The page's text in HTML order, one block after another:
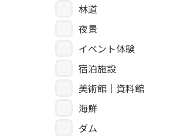
林道
夜景
イベント体験
宿泊施設
美術館｜資料館
海鮮
ダム